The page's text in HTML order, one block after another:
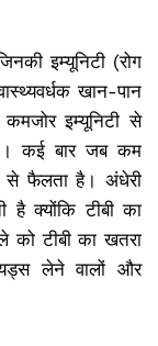
इम्यूनिटी (रोग
खान-पान
इम्यूनिटी से
कई बार जब कम
से फैलता है। अंधेरी
है क्योंकि टीबी का
को टीबी का खतरा
लेने वालों और